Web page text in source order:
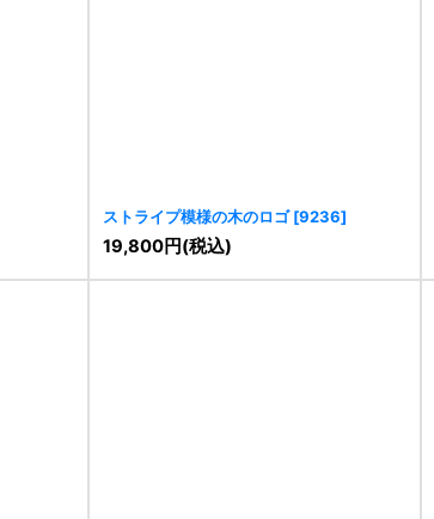
ストライプ模様の木のロゴ [9236]
19,800円(税込)